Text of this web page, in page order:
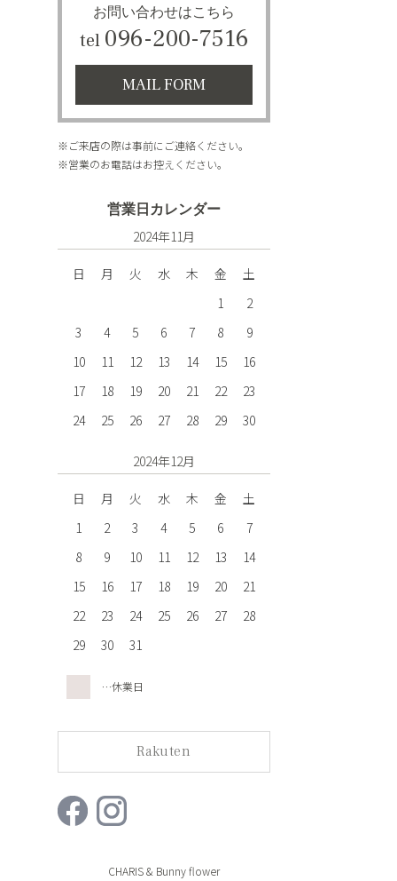
お問い合わせはこちら
tel 096-200-7516
MAIL FORM
※ご来店の際は事前にご連絡ください。
※営業のお電話はお控えください。
営業日カレンダー
2024年11月
日 月 火 水 木 金
土
1
2
3
4 5 6 7 8
9
10
11 12 13 14 15
16
17
18 19 20 21 22
23
24
25 26 27 28 29 30
2024年12月
日 月 火 水 木 金
土
1
2 3 4 5 6
7
8
9 10 11 12 13
14
15
16 17 18 19 20
21
22
23 24 25 26 27
28
29
30 31
…休業日
Rakuten
CHARIS & Bunny flower